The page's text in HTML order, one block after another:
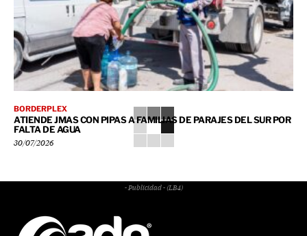
BORDERPLEX
ATIENDE JMAS CON PIPAS A FAMILIAS DE PARAJES DEL SUR POR
FALTA DE AGUA
30/07/2026
- Publicidad - (LB4)